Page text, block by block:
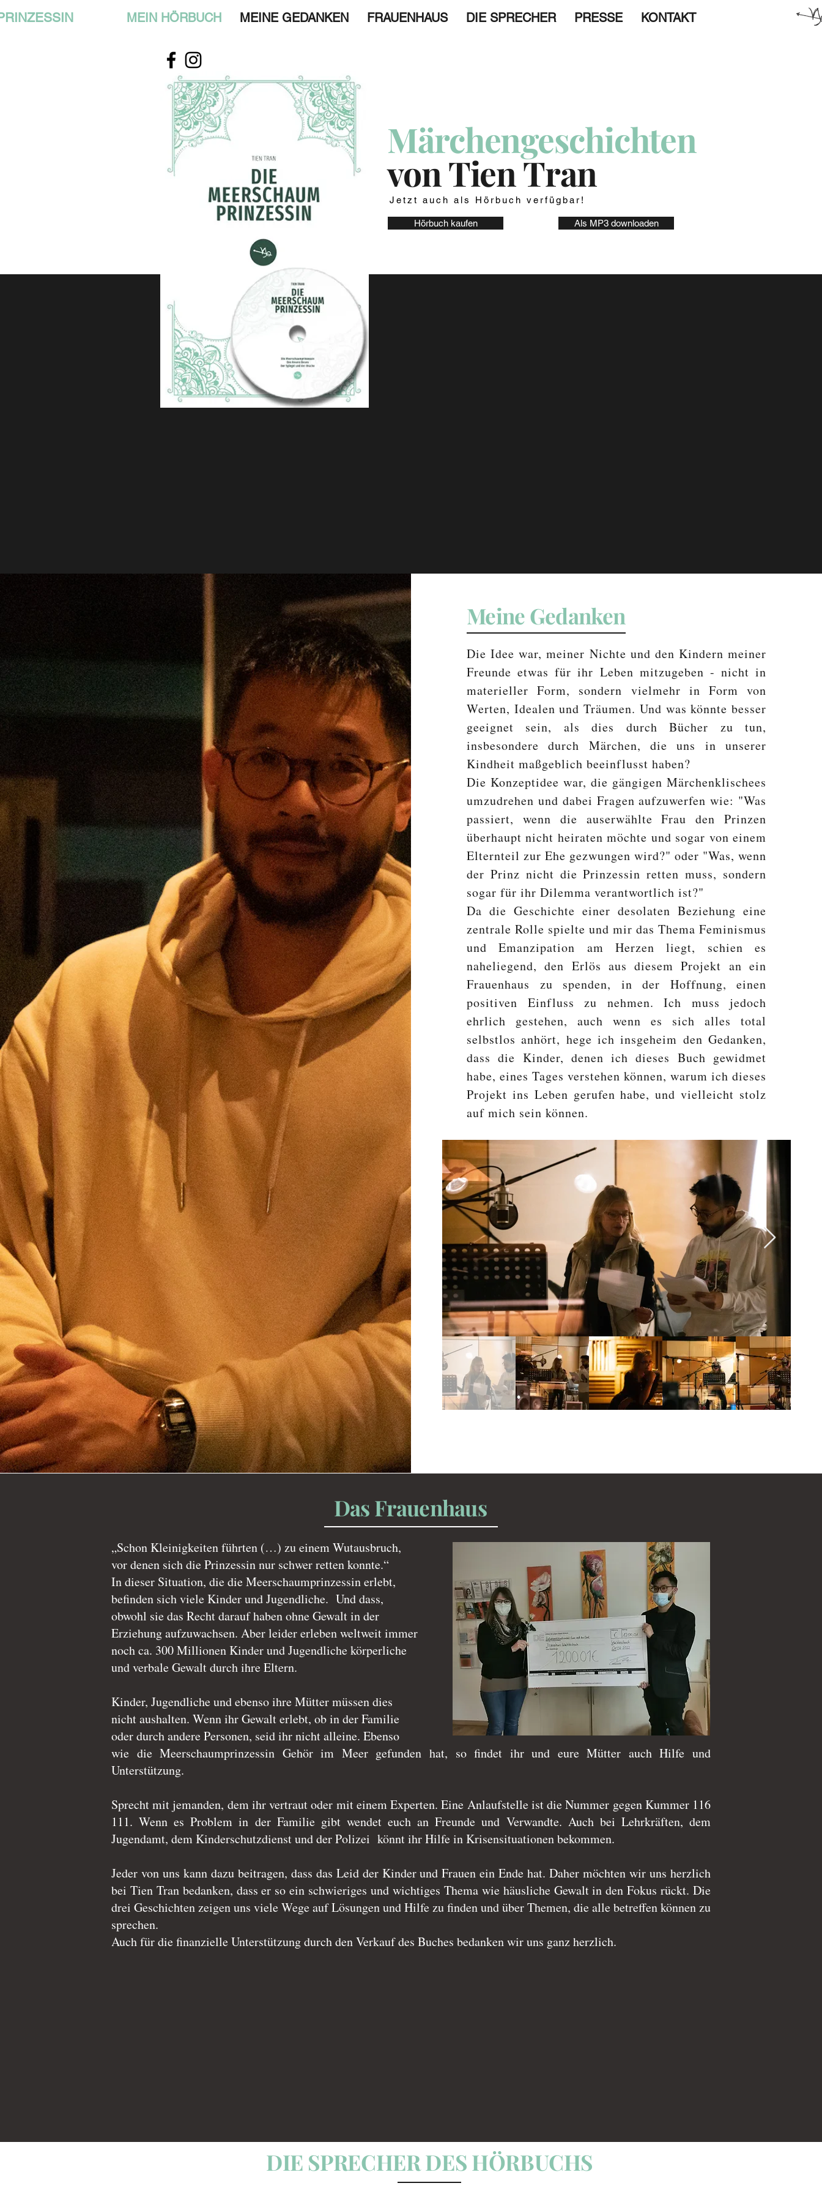
MEIN HÖRBUCH MEINE GEDANKEN FRAUENHAUS DIE SPRECHER PRESSE KONTAKT
Märchengeschichten
von Tien Tran
Hörbuch kaufen
Jetzt auch als Hörbuch verfügbar!
Als MP3 downloaden
Meine Gedanken
Die Idee war, meiner Nichte und den Kindern meiner
Freunde etwas für ihr Leben mitzugeben - nicht in
materieller Form, sondern vielmehr in Form von
Werten, Idealen und Träumen. Und was könnte besser
geeignet sein, als dies durch Bücher zu tun,
insbesondere durch Märchen, die uns in unserer
Kindheit maßgeblich beeinflusst haben?
Die Konzeptidee war, die gängigen Märchenklischees
umzudrehen und dabei Fragen aufzuwerfen wie: "Was
passiert, wenn die auserwählte Frau den Prinzen
überhaupt nicht heiraten möchte und sogar von einem
Elternteil zur Ehe gezwungen wird?" oder "Was, wenn
der Prinz nicht die Prinzessin retten muss, sondern
sogar für ihr Dilemma verantwortlich ist?"
Da die Geschichte einer desolaten Beziehung eine
zentrale Rolle spielte und mir das Thema Feminismus
und Emanzipation am Herzen liegt, schien es
naheliegend, den Erlös aus diesem Projekt an ein
Frauenhaus zu spenden, in der Hoffnung, einen
positiven Einfluss zu nehmen. Ich muss jedoch
ehrlich gestehen, auch wenn es sich alles total
selbstlos anhört, hege ich insgeheim den Gedanken,
dass die Kinder, denen ich dieses Buch gewidmet
habe, eines Tages verstehen können, warum ich dieses
Projekt ins Leben gerufen habe, und vielleicht stolz
auf mich sein können.
Das Frauenhaus
„Schon Kleinigkeiten führten (…) zu einem Wutausbruch,
vor denen sich die Prinzessin nur schwer retten konnte.“
In dieser Situation, die die Meerschaumprinzessin erlebt,
befinden sich viele Kinder und Jugendliche. Und dass,
obwohl sie das Recht darauf haben ohne Gewalt in der
Erziehung aufzuwachsen. Aber leider erleben weltweit immer
noch ca. 300 Millionen Kinder und Jugendliche körperliche
und verbale Gewalt durch ihre Eltern.
Kinder, Jugendliche und ebenso ihre Mütter müssen dies
nicht aushalten. Wenn ihr Gewalt erlebt, ob in der Familie
oder durch andere Personen, seid ihr nicht alleine. Ebenso
wie die Meerschaumprinzessin Gehör im Meer gefunden hat, so findet ihr und eure Mütter auch Hilfe und
Unterstützung.
Sprecht mit jemanden, dem ihr vertraut oder mit einem Experten. Eine Anlaufstelle ist die Nummer gegen Kummer 116
111. Wenn es Problem in der Familie gibt wendet euch an Freunde und Verwandte. Auch bei Lehrkräften, dem
Jugendamt, dem Kinderschutzdienst und der Polizei könnt ihr Hilfe in Krisensituationen bekommen.
Jeder von uns kann dazu beitragen, dass das Leid der Kinder und Frauen ein Ende hat. Daher möchten wir uns herzlich
bei Tien Tran bedanken, dass er so ein schwieriges und wichtiges Thema wie häusliche Gewalt in den Fokus rückt. Die
drei Geschichten zeigen uns viele Wege auf Lösungen und Hilfe zu finden und über Themen, die alle betreffen können zu
sprechen.
Auch für die finanzielle Unterstützung durch den Verkauf des Buches bedanken wir uns ganz herzlich.
DIE SPRECHER DES HÖRBUCHS